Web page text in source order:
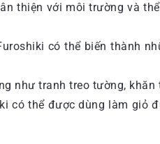
thiện với môi trường và
có thể biến thành
như tranh treo tường,
có thể được dùng làm